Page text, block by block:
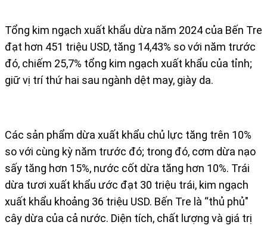
Tổng kim ngạch xuất khẩu dừa năm 2024 của Bến Tre
đạt hơn 451 triệu USD, tăng 14,43% so với năm trước
đó, chiếm 25,7% tổng kim ngạch xuất khẩu của tỉnh;
giữ vị trí thứ hai sau ngành dệt may, giày da.
Các sản phẩm dừa xuất khẩu chủ lực tăng trên 10%
so với cùng kỳ năm trước đó; trong đó, cơm dừa nạo
sấy tăng hơn 15%, nước cốt dừa tăng hơn 10%. Trái
dừa tươi xuất khẩu ước đạt 30 triệu trái, kim ngạch
xuất khẩu khoảng 36 triệu USD. Bến Tre là “thủ phủ"
cây dừa của cả nước. Diện tích, chất lượng và giá trị